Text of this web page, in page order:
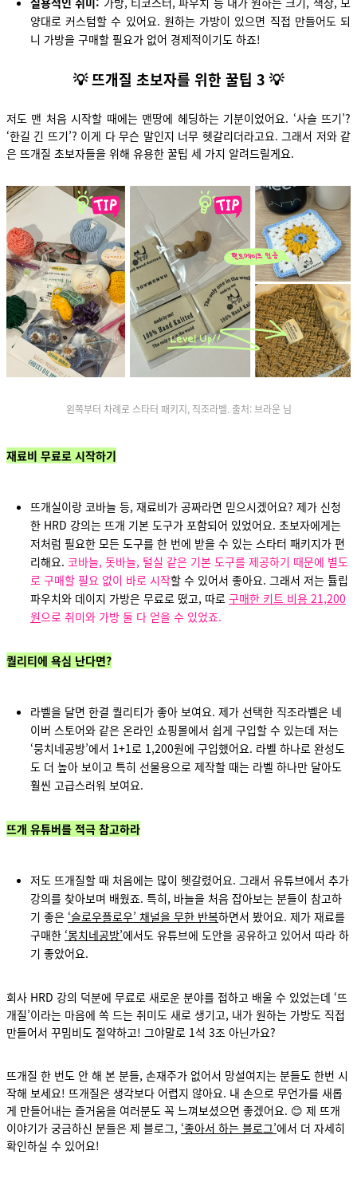
양대로 커스텀할 수 있어요. 원하는 가방이 있으면 직접 만들어도 되
니 가방을 구매할 필요가 없어 경제적이기도 하죠!
💡 뜨개질 초보자를 위한 꿀팁 3 💡
저도 맨 처음 시작할 때에는 맨땅에 헤딩하는 기분이었어요. ‘사슬 뜨기’?
‘한길 긴 뜨기’? 이게 다 무슨 말인지 너무 헷갈리더라고요. 그래서 저와 같
은 뜨개질 초보자들을 위해 유용한 꿀팁 세 가지 알려드릴게요.
왼쪽부터 차례로 스타터 패키지, 직조라벨. 출처: 브라운 님
재료비 무료로 시작하기
뜨개실이랑 코바늘 등, 재료비가 공짜라면 믿으시겠어요? 제가 신청
한 HRD 강의는 뜨개 기본 도구가 포함되어 있었어요. 초보자에게는
저처럼 필요한 모든 도구를 한 번에 받을 수 있는 스타터 패키지가 편
리해요. 코바늘, 돗바늘, 털실 같은 기본 도구를 제공하기 때문에 별도
로 구매할 필요 없이 바로 시작할 수 있어서 좋아요. 그래서 저는 튤립
파우치와 데이지 가방은 무료로 떴고, 따로 구매한 키트 비용 21,200
원 으로 취미와 가방 둘 다 얻을 수 있었죠.
퀄리티에 욕심 난다면?
라벨을 달면 한결 퀄리티가 좋아 보여요. 제가 선택한 직조라벨은 네
이버 스토어와 같은 온라인 쇼핑몰에서 쉽게 구입할 수 있는데 저는
‘뭉치네공방’에서 1+1로 1,200원에 구입했어요. 라벨 하나로 완성도
도 더 높아 보이고 특히 선물용으로 제작할 때는 라벨 하나만 달아도
훨씬 고급스러워 보여요.
뜨개 유튜버를 적극 참고하라
저도 뜨개질할 때 처음에는 많이 헷갈렸어요. 그래서 유튜브에서 추가
강의를 찾아보며 배웠죠. 특히, 바늘을 처음 잡아보는 분들이 참고하
기 좋은 ‘슬로우플로우’ 채널을 무한 반복하면서 봤어요. 제가 재료를
구매한 ‘몽치네공방’에서도 유튜브에 도안을 공유하고 있어서 따라 하
기 좋았어요.
회사 HRD 강의 덕분에 무료로 새로운 분야를 접하고 배울 수 있었는데 ‘뜨
개질’이라는 마음에 쏙 드는 취미도 새로 생기고, 내가 원하는 가방도 직접
만들어서 꾸밈비도 절약하고! 그야말로 1석 3조 아닌가요?
뜨개질 한 번도 안 해 본 분들, 손재주가 없어서 망설여지는 분들도 한번 시
작해 보세요! 뜨개질은 생각보다 어렵지 않아요. 내 손으로 무언가를 새롭
게 만들어내는 즐거움을 여러분도 꼭 느껴보셨으면 좋겠어요. 😊 제 뜨개
이야기가 궁금하신 분들은 제 블로그, ‘좋아서 하는 블로그’에서 더 자세히
확인하실 수 있어요!